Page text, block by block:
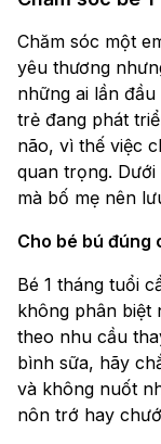
Chăm sóc một
yêu thương
những ai lần đầu
trẻ đang phát
não, vì thế việc
quan trọng.
mà bố mẹ nên
Cho bé bú đúng
Bé 1 tháng tuổi
không phân biệt
theo nhu cầu
bình sữa, hãy
và không nuốt
nôn trớ hay